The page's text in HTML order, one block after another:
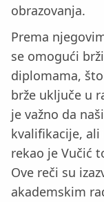
obrazovanja.
Prema
se omogući
diplomama,
brže uključe u
je važno da
kvalifikacije, ali
rekao je Vučić
Ove reči su
akademskim